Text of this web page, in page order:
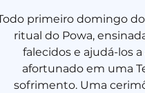
primeiro domingo do
ritual do Powa,
falecidos e ajudá-los
afortunado em uma
sofrimento. Uma